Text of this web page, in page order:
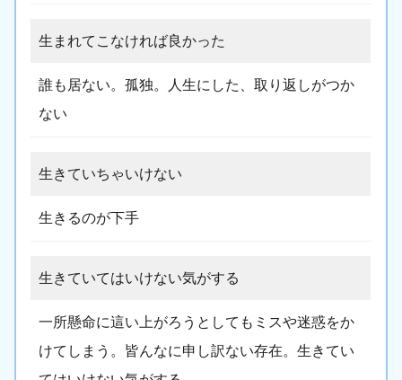
生まれてこなければ良かった
誰も居ない。孤独。人生にした、取り返しがつか
ない
生きていちゃいけない
生きるのが下手
生きていてはいけない気がする
一所懸命に這い上がろうとしてもミスや迷惑をか
けてしまう。皆んなに申し訳ない存在。生きてい